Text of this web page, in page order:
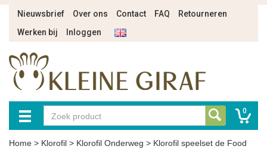
Nieuwsbrief Over ons Contact FAQ
Retourneren
Werken bij
Inloggen
0
Home > Klorofil > Klorofil Onderweg > Klorofil speelset de Food